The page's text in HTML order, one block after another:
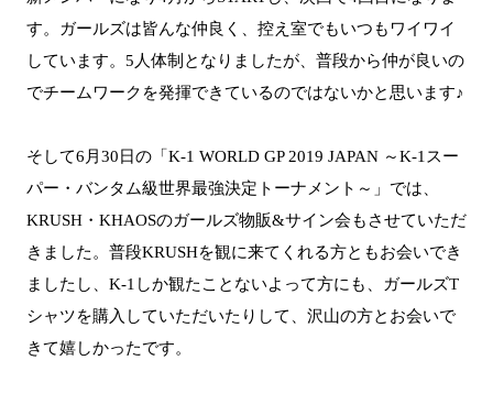
す。ガールズは皆んな仲良く、控え室でもいつもワイワイ
しています。5人体制となりましたが、普段から仲が良いの
でチームワークを発揮できているのではないかと思います♪
そして6月30日の「K-1 WORLD GP 2019 JAPAN ～K-1スー
パー・バンタム級世界最強決定トーナメント～」では、
KRUSH・KHAOSのガールズ物販&サイン会もさせていただ
きました。普段KRUSHを観に来てくれる方ともお会いでき
ましたし、K-1しか観たことないよって方にも、ガールズT
シャツを購入していただいたりして、沢山の方とお会いで
きて嬉しかったです。